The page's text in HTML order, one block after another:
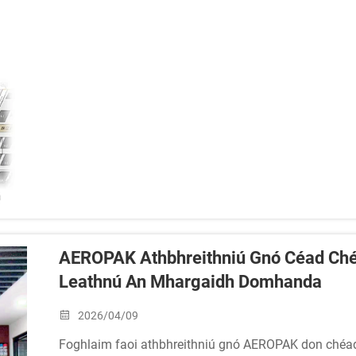
AEROPAK Athbhreithniú Gnó Céad
Leathnú An Mhargaidh Domhanda
2026/04/09
Foghlaim faoi athbhreithniú gnó AEROPAK don